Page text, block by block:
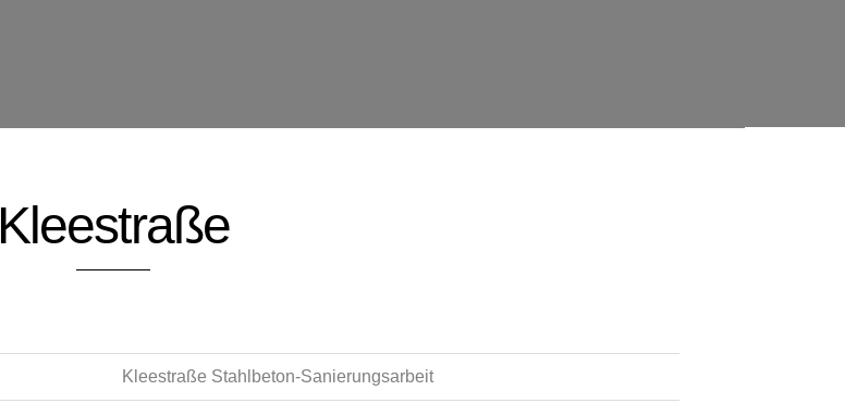
Kleestraße
Kleestraße Stahlbeton-Sanierungsarbeit